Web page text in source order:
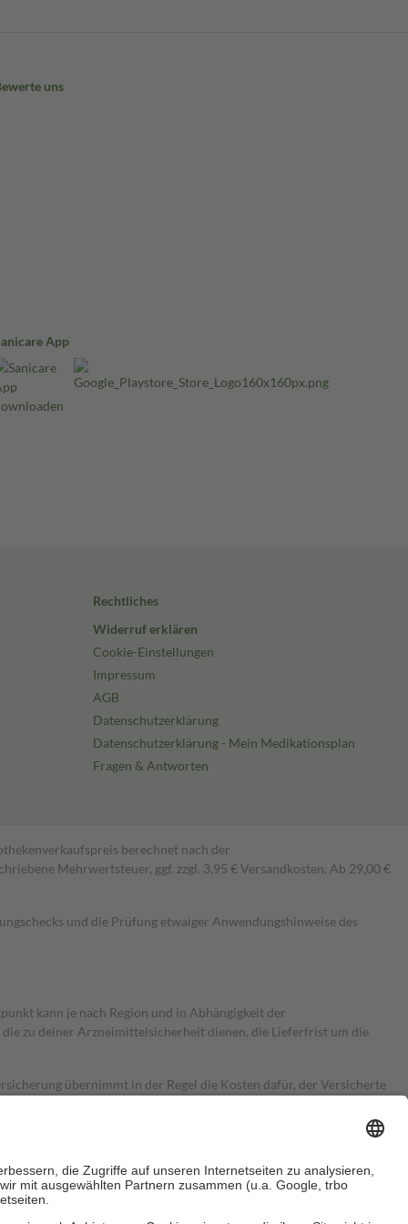
uns
App
Rechtliches
Widerruf erklären
Cookie-Einstellungen
Impressum
AGB
Datenschutzerklärung
Datenschutzerklärung - Mein Medikationsplan
Fragen & Antworten
berechnet nach der
Mehrwertsteuer, ggf. zzgl. 3,95 € Versandkosten. Ab 29,00 €
und die Prüfung etwaiger Anwendungshinweise des
kann je nach Region und in Abhängigkeit der
zu deiner Arzneimittelsicherheit dienen, die Lieferfrist um die
übernimmt in der Regel die Kosten dafür, der Versicherte
Es sind jedoch nie mehr als die tatsächlichen Kosten der Leistung
Zuzahlungen